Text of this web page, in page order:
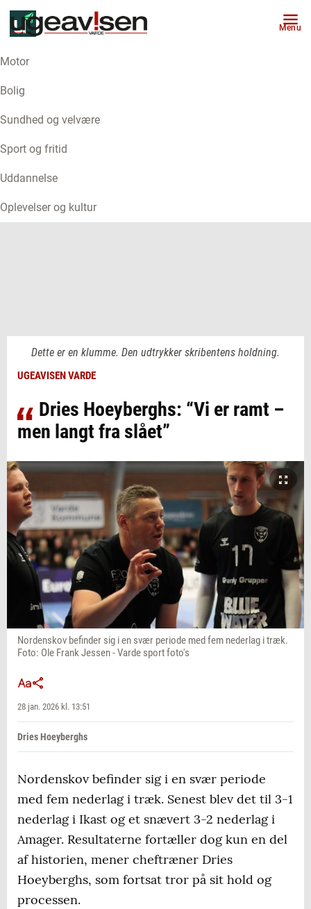
Menu
Motor
Bolig
Sundhed og velvære
Sport og fritid
Uddannelse
Oplevelser og kultur
Dette er en klumme. Den udtrykker skribentens holdning.
UGEAVISEN VARDE
Dries Hoeyberghs: “Vi er ramt –
men langt fra slået”
Nordenskov befinder sig i en svær periode med fem nederlag i træk.
Foto: Ole Frank Jessen - Varde sport foto's
28 jan. 2026 kl. 13:51
Dries Hoeyberghs
Nordenskov befinder sig i en svær periode
med fem nederlag i træk. Senest blev det til 3-1
nederlag i Ikast og et snævert 3-2 nederlag i
Amager. Resultaterne fortæller dog kun en del
af historien, mener cheftræner Dries
Hoeyberghs, som fortsat tror på sit hold og
processen.